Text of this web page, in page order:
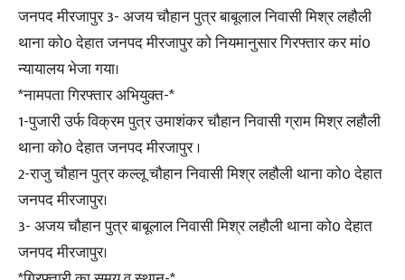
जनपद मीरजापुर 3- अजय चौहान पुत्र बाबूलाल निवासी मिश्र लहौली
थाना को0 देहात जनपद मीरजापुर को नियमानुसार गिरफ्तार कर मां0
न्यायालय भेजा गया।
*नामपता गिरफ्तार अभियुक्त-*
1-पुजारी उर्फ विक्रम पुत्र उमाशंकर चौहान निवासी ग्राम मिश्र लहौली
थाना को0 देहात जनपद मीरजापुर ।
2-राजु चौहान पुत्र कल्लू चौहान निवासी मिश्र लहौली थाना को0 देहात
जनपद मीरजापुर।
3- अजय चौहान पुत्र बाबूलाल निवासी मिश्र लहौली थाना को0 देहात
जनपद मीरजापुर।